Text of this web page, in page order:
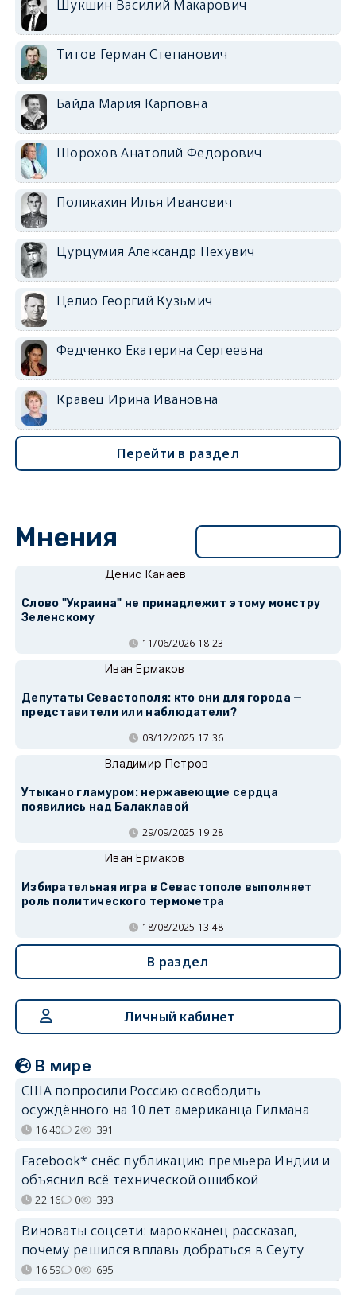
Шукшин Василий Макарович
Титов Герман Степанович
Байда Мария Карповна
Шорохов Анатолий Федорович
Поликахин Илья Иванович
Цурцумия Александр Пехувич
Целио Георгий Кузьмич
Федченко Екатерина Сергеевна
Кравец Ирина Ивановна
Перейти в раздел
Мнения
Денис Канаев
Слово "Украина" не принадлежит этому монстру
Зеленскому
11/06/2026 18:23
Иван Ермаков
Депутаты Севастополя: кто они для города —
представители или наблюдатели?
03/12/2025 17:36
Владимир Петров
Утыкано гламуром: нержавеющие сердца
появились над Балаклавой
29/09/2025 19:28
Иван Ермаков
Избирательная игра в Севастополе выполняет
роль политического термометра
18/08/2025 13:48
В раздел
Личный кабинет
В мире
США попросили Россию освободить
осуждённого на 10 лет американца Гилмана
16:40 2 391
Facebook* снёс публикацию премьера Индии и
объяснил всё технической ошибкой
22:16 0 393
Виноваты соцсети: марокканец рассказал,
почему решился вплавь добраться в Сеуту
16:59 0 695